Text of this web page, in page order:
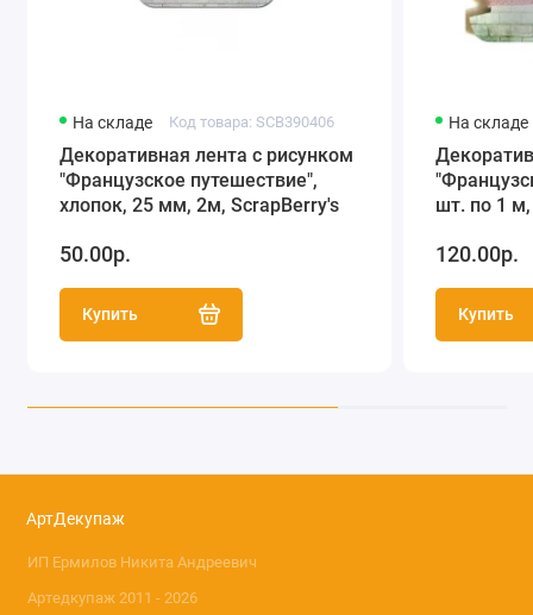
На складе Код товара: SCB390406
Декоративная лента с рисунком
"Французское путешествие",
хлопок, 25 мм, 2м, ScrapBerry's
50.00р.
Купить
На складе
шт. по 1
120.00р.
Купить
АртДекупаж
ИП Ермилов Никита Андреевич
Артедкупаж 2011 - 2026